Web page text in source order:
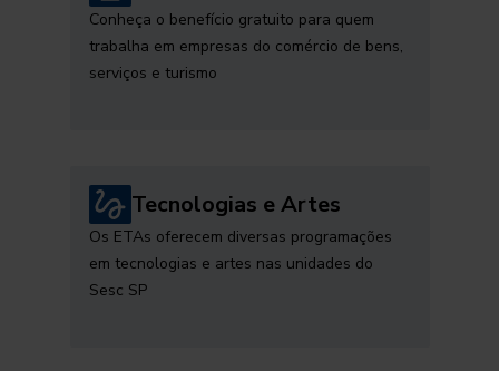
Conheça o benefício gratuito para quem
trabalha em empresas do comércio de bens,
serviços e turismo
Tecnologias e Artes
Os ETAs oferecem diversas programações
em tecnologias e artes nas unidades do
Sesc SP